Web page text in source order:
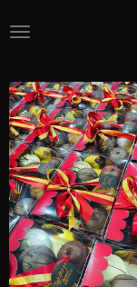
direct
de
hoofdinhoud